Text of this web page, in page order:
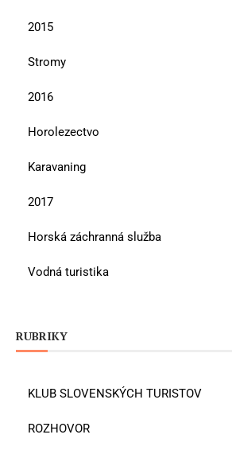
2015
Stromy
2016
Horolezectvo
Karavaning
2017
Horská záchranná služba
Vodná turistika
RUBRIKY
KLUB SLOVENSKÝCH TURISTOV
ROZHOVOR